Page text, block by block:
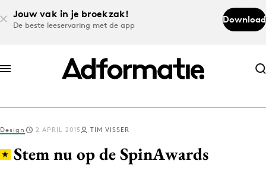
Jouw vak in je broekzak!
De beste leeservaring met de app
Download
Abonneer nu
Abonneer nu
Log in
Design 2 APRIL 2015 TIM VISSER
Stem nu op de SpinAwards